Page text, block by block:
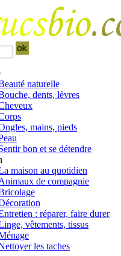
naturelle
dents, lèvres
mains, pieds
bon et se détendre
maison au quotidien
de compagnie
: réparer, faire durer
vêtements, tissus
les taches